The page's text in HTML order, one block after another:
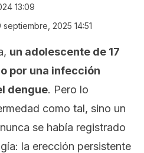
13:09
septiembre, 2025 14:51
un adolescente de 17
por una infección
dengue. Pero lo
como tal, sino un
se había registrado
la erección persistente